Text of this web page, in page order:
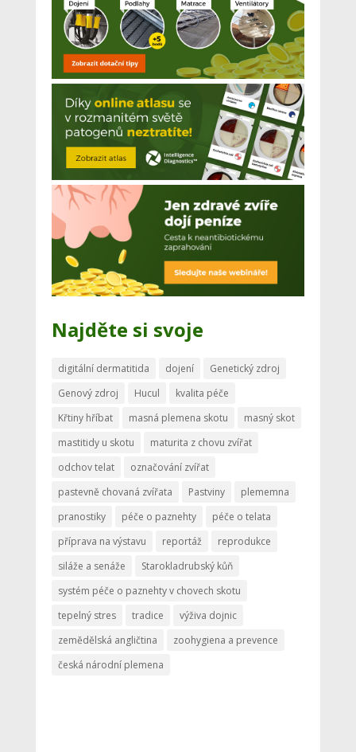
Najděte si svoje
digitální dermatitida dojení
Genetický zdroj
Genový zdroj
Hucul
kvalita péče
Křtiny hříbat
masná plemena skotu
masný skot
mastitidy u skotu
maturita z chovu zvířat
odchov telat
označování zvířat
pastevně chovaná zvířata
Pastviny
plememna
pranostiky
péče o paznehty
péče o telata
příprava na výstavu
reportáž
reprodukce
siláže a senáže
Starokladrubský kůň
systém péče o paznehty v chovech skotu
tepelný stres
tradice
výživa dojnic
zemědělská angličtina
zoohygiena a prevence
česká národní plemena